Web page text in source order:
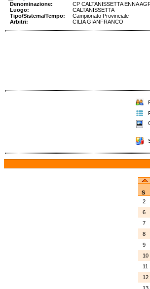
Denominazione:
CP CALTANISSETTA ENNA
Luogo:
CALTANISSETTA
Tipo/Sistema/Tempo:
Campionato Provinciale
Arbitri:
CILIA GIANFRANCO
S
2
6
7
8
9
10
11
12